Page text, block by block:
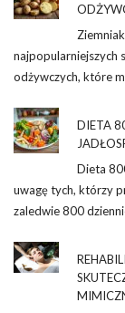
najpopularniejszych
odżywczych, które
DIETA
Dieta
uwagę tych, którzy
zaledwie 800